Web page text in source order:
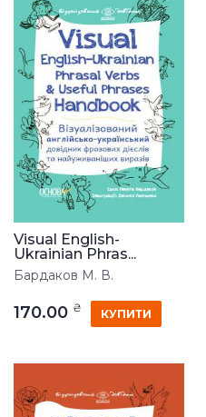
Visual English-
Ukrainian Phras...
Бардаков М. В.
170.00 ₴ КУПИТИ